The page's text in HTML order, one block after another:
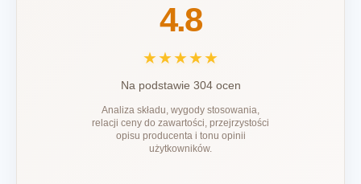
4.8
★★★★★
Na podstawie 304 ocen
Analiza składu, wygody stosowania,
relacji ceny do zawartości, przejrzystości
opisu producenta i tonu opinii
użytkowników.